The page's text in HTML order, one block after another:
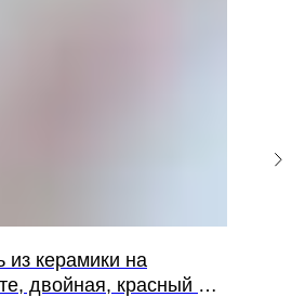
из керамики на
двойная, красный +